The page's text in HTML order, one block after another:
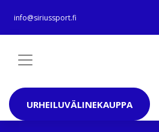
info@siriussport.fi
URHEILUVÄLINEKAUPPA